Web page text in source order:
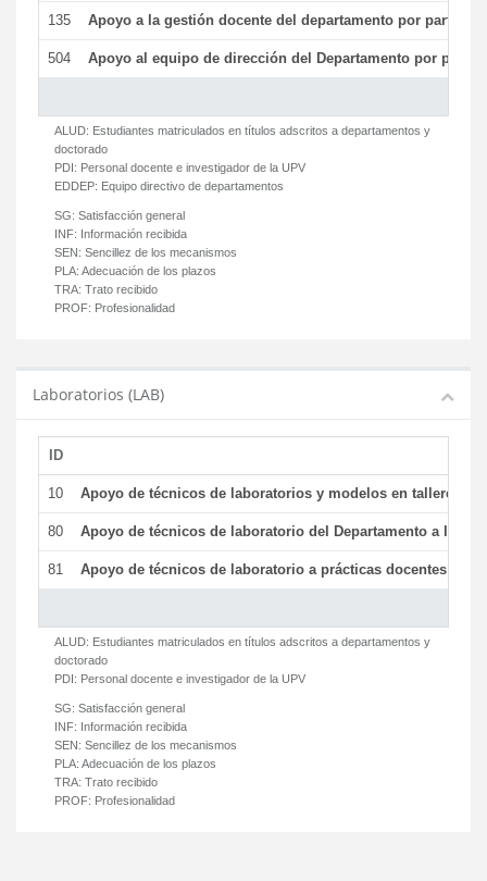
135 Apoyo a la gestión docente del departamento por parte
504 Apoyo al equipo de dirección del Departamento por parte
ALUD: Estudiantes matriculados en títulos adscritos a departamentos y
doctorado
PDI: Personal docente e investigador de la UPV
EDDEP: Equipo directivo de departamentos
SG: Satisfacción general
INF: Información recibida
SEN: Sencillez de los mecanismos
PLA: Adecuación de los plazos
TRA: Trato recibido
PROF: Profesionalidad
Laboratorios (LAB)
ID
10 Apoyo de técnicos de laboratorios y modelos en talleres/
80 Apoyo de técnicos de laboratorio del Departamento a la
81 Apoyo de técnicos de laboratorio a prácticas docentes y
ALUD: Estudiantes matriculados en títulos adscritos a departamentos y
doctorado
PDI: Personal docente e investigador de la UPV
SG: Satisfacción general
INF: Información recibida
SEN: Sencillez de los mecanismos
PLA: Adecuación de los plazos
TRA: Trato recibido
PROF: Profesionalidad